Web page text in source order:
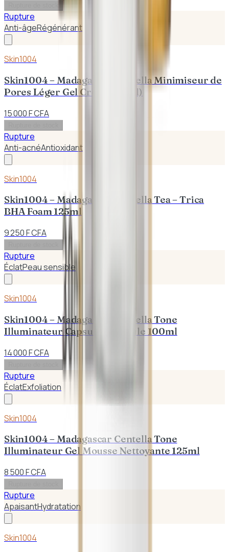
Rupture
Anti-âgeRégénérant
Skin1004
Skin1004 – Madagascar Centella Minimiseur de
Pores Léger Gel Crème (75ml)
15 000 F CFA
Rupture
Anti-acnéAntioxidant
Skin1004
Skin1004 – Madagascar Centella Tea – Trica
BHA Foam 125ml
9 250 F CFA
Rupture
ÉclatPeau sensible
Skin1004
Skin1004 – Madagascar Centella Tone
Illuminateur Capsule Ampoule 100ml
14 000 F CFA
Rupture
ÉclatExfoliation
Skin1004
Skin1004 – Madagascar Centella Tone
Illuminateur Gel Mousse Nettoyante 125ml
8 500 F CFA
Rupture
ApaisantHydratation
Skin1004